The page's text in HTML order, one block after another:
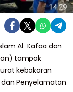
Al-Kafaa dan
tampak
kebakaran
dan Penyelamatan